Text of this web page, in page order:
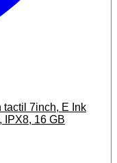
tactil 7inch, E Ink
IPX8, 16 GB